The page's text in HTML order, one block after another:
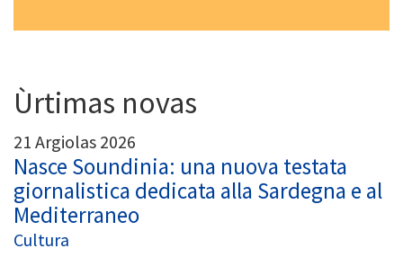
Ùrtimas novas
21 Argiolas 2026
Nasce Soundinia: una nuova testata
giornalistica dedicata alla Sardegna e al
Mediterraneo
Cultura